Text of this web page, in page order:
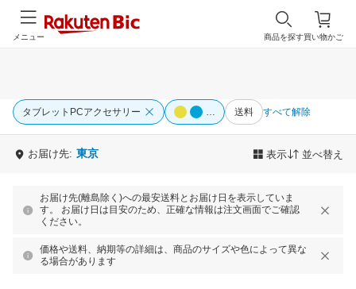
買い物かご
商品を探す
メニュー
タブレットPCアクセサリー … 送料 すべて解除
お届け先: 東京 表示 並べ替え
お届け先(離島除く)への最安送料とお届け日を表示していま
す。 お届け日は目安のため、正確な情報は注文画面でご確認
ください。
価格や送料、納期等の詳細は、商品のサイズや色によって異な
る場合があります